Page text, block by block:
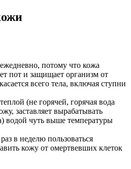
потому что кожа
пот и защищает организм от
всего тела, включая ступни
(не горячей, горячая вода
заставляет вырабатывать
водой чуть выше температуры
в неделю пользоваться
кожу от омертвевших клеток